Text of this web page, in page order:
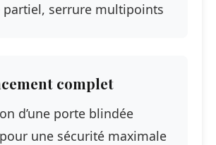
partiel, serrure multipoints
complet
d’une porte blindée
une sécurité maximale